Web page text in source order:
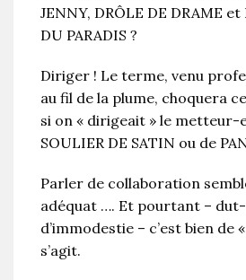
JENNY, DRÔLE DE DRAME et
DU PARADIS ?
Diriger ! Le terme, venu
au fil de la plume, choquera
si on « dirigeait » le metteur-
SOULIER DE SATIN ou de
Parler de collaboration
adéquat …. Et pourtant –
d’immodestie – c’est bien de
s’agit.